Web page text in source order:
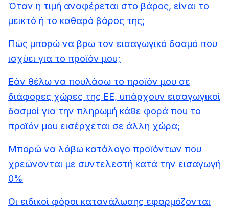
Όταν η τιμή αναφέρεται στο βάρος, είναι το
μεικτό ή το καθαρό βάρος της;
Πώς μπορώ να βρω τον εισαγωγικό δασμό που
ισχύει για το προϊόν μου;
Εάν θέλω να πουλάσω το προϊόν μου σε
διάφορες χώρες της ΕΕ, υπάρχουν εισαγωγικοί
δασμοί για την πληρωμή κάθε φορά που το
προϊόν μου εισέρχεται σε άλλη χώρα;
Μπορώ να λάβω κατάλογο προϊόντων που
χρεώνονται με συντελεστή κατά την εισαγωγή
0%
Οι ειδικοί φόροι κατανάλωσης εφαρμόζονται